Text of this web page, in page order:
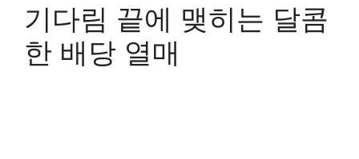
기다림 끝에 맺히는 달콤
한 배당 열매